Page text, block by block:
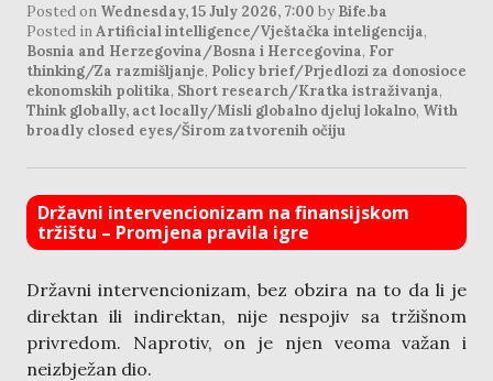
Posted on Wednesday, 15 July 2026, 7:00 by Bife.ba
Posted inArtificial intelligence/Vještačka inteligencija,
Bosnia and Herzegovina/Bosna i Hercegovina, For
thinking/Za razmišljanje, Policy brief/Prjedlozi za donosioce
ekonomskih politika, Short research/Kratka istraživanja,
Think globally, act locally/Misli globalno djeluj lokalno, With
broadly closed eyes/Širom zatvorenih očiju
Državni intervencionizam na finansijskom
tržištu – Promjena pravila igre
Državni intervencionizam, bez obzira na to da li je
direktan ili indirektan, nije nespojiv sa tržišnom
privredom. Naprotiv, on je njen veoma važan i
neizbježan dio.